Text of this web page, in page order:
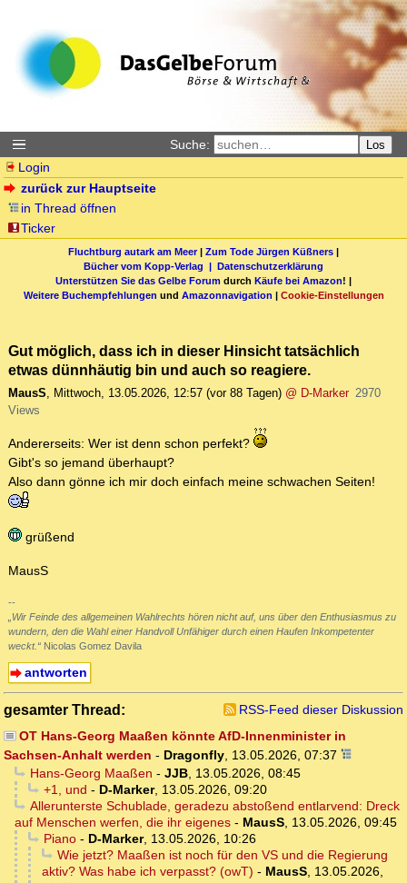
Suche: Los
Login
zurück zur Hauptseite
in Thread öffnen
Ticker
Fluchtburg autark am Meer| Zum Tode Jürgen Küßners |
Bücher vom Kopp-Verlag | Datenschutzerklärung
Unterstützen Sie das Gelbe Forum durch Käufe bei Amazon! |
Weitere Buchempfehlungen und Amazonnavigation | Cookie-Einstellungen
Gut möglich, dass ich in dieser Hinsicht tatsächlich
etwas dünnhäutig bin und auch so reagiere.
MausS, Mittwoch, 13.05.2026, 12:57 (vor 88 Tagen) @ D-Marker 2970
Views
Andererseits: Wer ist denn schon perfekt?
Gibt's so jemand überhaupt?
Also dann gönne ich mir doch einfach meine schwachen Seiten!
grüßend
MausS
--
„Wir Feinde des allgemeinen Wahlrechts hören nicht auf, uns über den Enthusiasmus zu
wundern, den die Wahl einer Handvoll Unfähiger durch einen Haufen Inkompetenter
weckt.“ Nicolas Gomez Davila
antworten
gesamter Thread:
RSS-Feed dieser Diskussion
OT Hans-Georg Maaßen könnte AfD-Innenminister in
Sachsen-Anhalt werden - Dragonfly, 13.05.2026, 07:37
Hans-Georg Maaßen - JJB, 13.05.2026, 08:45
+1, und - D-Marker, 13.05.2026, 09:20
Allerunterste Schublade, geradezu abstoßend entlarvend: Dreck
auf Menschen werfen, die ihr eigenes - MausS, 13.05.2026, 09:45
Piano- D-Marker, 13.05.2026, 10:26
Wie jetzt? Maaßen ist noch für den VS und die Regierung
aktiv? Was habe ich verpasst? (owT) - MausS, 13.05.2026,